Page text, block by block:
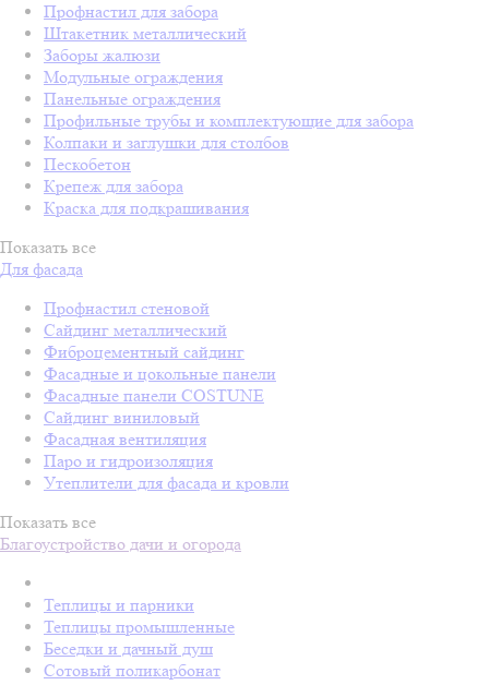
Профнастил для забора
Штакетник металлический
Заборы жалюзи
Модульные ограждения
Панельные ограждения
Профильные трубы и комплектующие для забора
Колпаки и заглушки для столбов
Пескобетон
Крепеж для забора
Краска для подкрашивания
Показать все
Для фасада
Профнастил стеновой
Сайдинг металлический
Фиброцементный сайдинг
Фасадные и цокольные панели
Фасадные панели COSTUNE
Сайдинг виниловый
Фасадная вентиляция
Паро и гидроизоляция
Утеплители для фасада и кровли
Показать все
Благоустройство дачи и огорода
Теплицы и парники
Теплицы промышленные
Беседки и дачный душ
Сотовый поликарбонат